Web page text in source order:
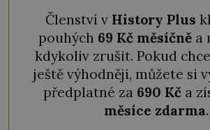
Členství v History Plus
pouhých 69 Kč měsíčněa
kdykoliv zrušit. Pokud
ještě výhodněji, můžete si
předplatné za 690 Kča
měsíce zdarma.